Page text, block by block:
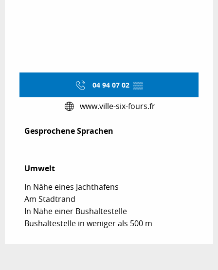
04 94 07 02 ▒▒
www.ville-six-fours.fr
Gesprochene Sprachen
Gesprochene Sprachen
Umwelt
Umwelt
In Nähe eines Jachthafens
Am Stadtrand
In Nähe einer Bushaltestelle
Bushaltestelle in weniger als 500 m